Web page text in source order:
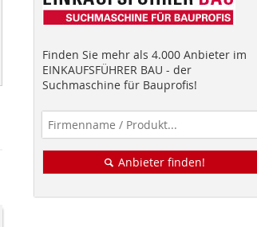
Finden Sie mehr als 4.000 Anbieter im
EINKAUFSFÜHRER BAU - der
Suchmaschine für Bauprofis!
Anbieter finden!